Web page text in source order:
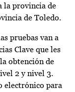
la provincia de
de Toledo.
pruebas van a
Clave que les
obtención de
2 y nivel 3.
electrónico para